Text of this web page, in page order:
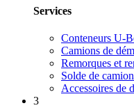
Services
Conteneurs U-
Camions de
Remorques et
Solde de
Accessoires de
3